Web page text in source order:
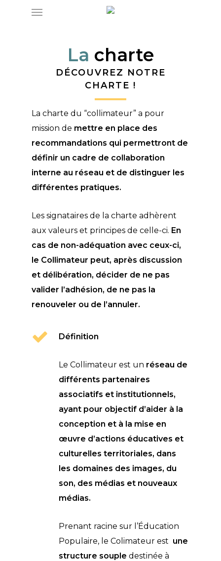
Menu
La charte
DÉCOUVREZ NOTRE
CHARTE !
La charte du “collimateur” a pour
mission de mettre en place des
recommandations qui permettront de
définir un cadre de collaboration
interne au réseau et de distinguer les
différentes pratiques.
Les signataires de la charte adhèrent
aux valeurs et principes de celle-ci. En
cas de non-adéquation avec ceux-ci,
le Collimateur peut, après discussion
et délibération, décider de ne pas
valider l’adhésion, de ne pas la
renouveler ou de l’annuler.
Définition
Le Collimateur est un réseau de
différents partenaires
associatifs et institutionnels,
ayant pour objectif d’aider à la
conception et à la mise en
œuvre d’actions éducatives et
culturelles territoriales, dans
les domaines des images, du
son, des médias et nouveaux
médias.
Prenant racine sur l’Éducation
Populaire, le Colimateur est une
structure souple destinée à